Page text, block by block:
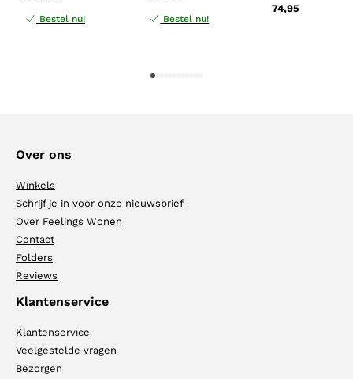
Bestel nu! Bestel nu!
74,95
1
Over ons
Winkels
Schrijf je in voor onze nieuwsbrief
Over Feelings Wonen
Contact
Folders
Reviews
Klantenservice
Klantenservice
Veelgestelde vragen
Bezorgen